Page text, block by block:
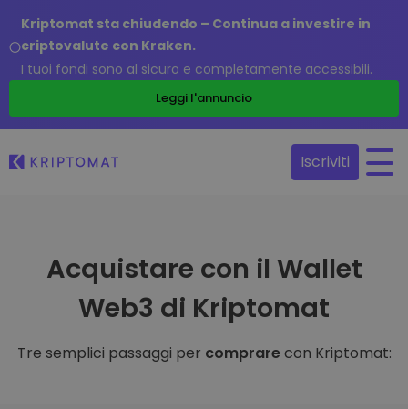
Kriptomat sta chiudendo – Continua a investire in
criptovalute con Kraken.
I tuoi fondi sono al sicuro e completamente accessibili.
Leggi l'annuncio
Iscriviti
Acquistare con il Wallet
Web3 di Kriptomat
Tre semplici passaggi per comprarecon Kriptomat: